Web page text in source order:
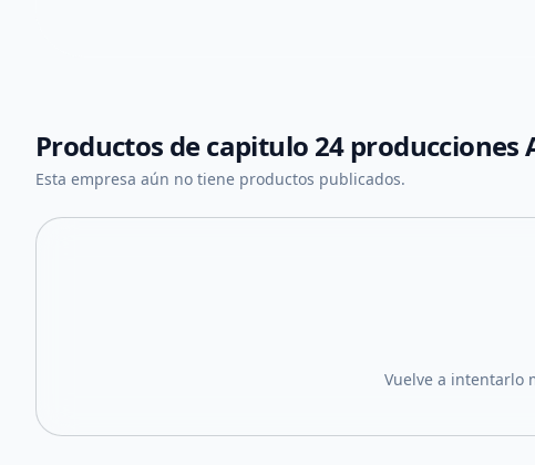
Productos decapitulo 24 producciones
Esta empresa aún no tiene productos publicados.
Vuelve a intentarlo